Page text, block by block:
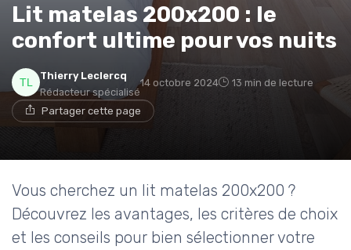
Lit matelas 200x200 : le
confort ultime pour vos nuits
Thierry Leclercq
Rédacteur spécialisé
14 octobre 2024 13 min de lecture
Partager cette page
Vous cherchez un lit matelas 200x200 ?
Découvrez les avantages, les critères de choix
et les conseils pour bien sélectionner votre
→ Je rejoins le club
* En rejoignant le club, j'accepte de recevoir les emails